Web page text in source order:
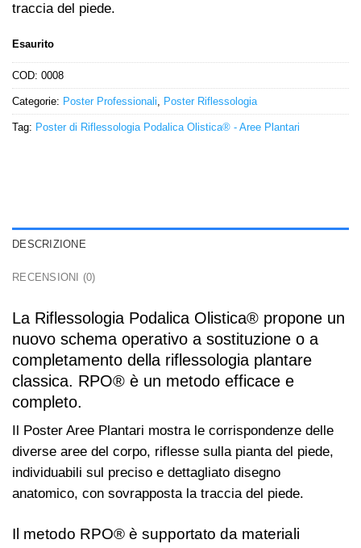
traccia del piede.
Esaurito
COD: 0008
Categorie: Poster Professionali Poster Riflessologia
Tag: Poster di Riflessologia Podalica Olistica® - Aree Plantari
DESCRIZIONE
RECENSIONI (0)
La Riflessologia Podalica Olistica® propone un
nuovo schema operativo a sostituzione o a
completamento della riflessologia plantare
classica. RPO® è un metodo efficace e
completo.
Il Poster Aree Plantari mostra le corrispondenze delle
diverse aree del corpo, riflesse sulla pianta del piede,
individuabili sul preciso e dettagliato disegno
anatomico, con sovrapposta la traccia del piede.
Il metodo RPO® è supportato da materiali